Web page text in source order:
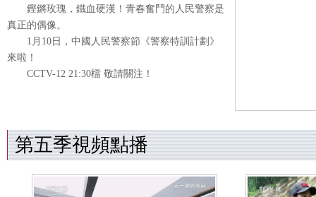
鏗鏘玫瑰，鐵血硬漢！青春奮鬥的人民警察是
真正的偶像。
1月10日，中國人民警察節《警察特訓計劃》
來啦！
CCTV-12 21:30檔 敬請關注！
第五季視頻點播